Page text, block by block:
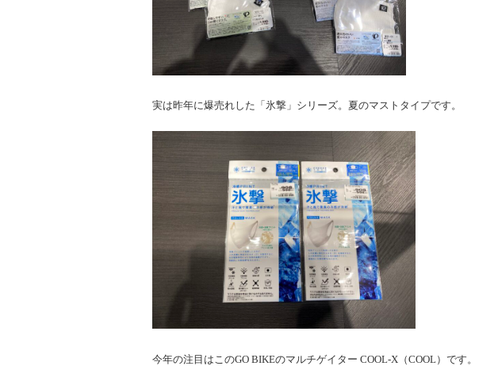
実は昨年に爆売れした「氷撃」シリーズ。夏のマストタイプです。
今年の注目はこのGO BIKEのマルチゲイター COOL-X（COOL）です。